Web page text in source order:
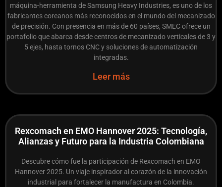
máquina-herramienta de Samsung Heavy Industries, es uno de los
fabricantes coreanos más reconocidos en el mundo del mecanizado
de precisión. Con presencia en más de 60 países, SMEC ofrece un
portafolio que abarca desde centros de mecanizado verticales de 3 y
5 ejes, hasta tornos CNC y soluciones de automatización
integradas.
Leer más
Rexcomach en EMO Hannover 2025: Tecnología,
Alianzas y Futuro para la Industria Colombiana
Descubre cómo fue la participación de Rexcomach en EMO
Hannover 2025. Un viaje inspirador al corazón de la innovación
industrial para fortalecer la manufactura en Colombia.